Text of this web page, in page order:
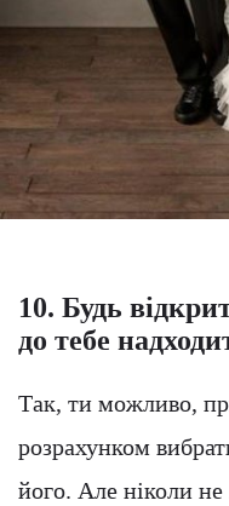
10. Будь
до тебе
Так, ти можливо,
розрахунком
його. Але ніколи